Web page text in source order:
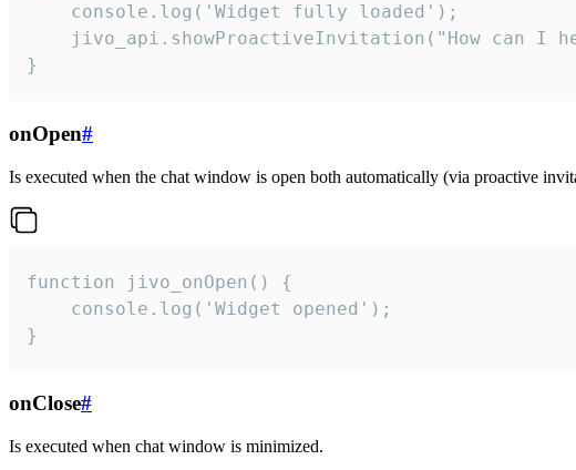
    console.log('Widget fully loaded');
jivo_api.showProactiveInvitation("How can I
}
onOpen#
Is executed when the chat window is open both automatically (via proactive
function jivo_onOpen() {
    console.log('Widget opened');
}
onClose#
Is executed when chat window is minimized.